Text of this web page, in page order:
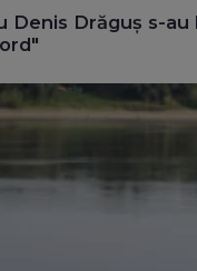
Denis Drăguș s-au